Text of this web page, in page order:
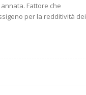
Fattore che
per la redditività dei